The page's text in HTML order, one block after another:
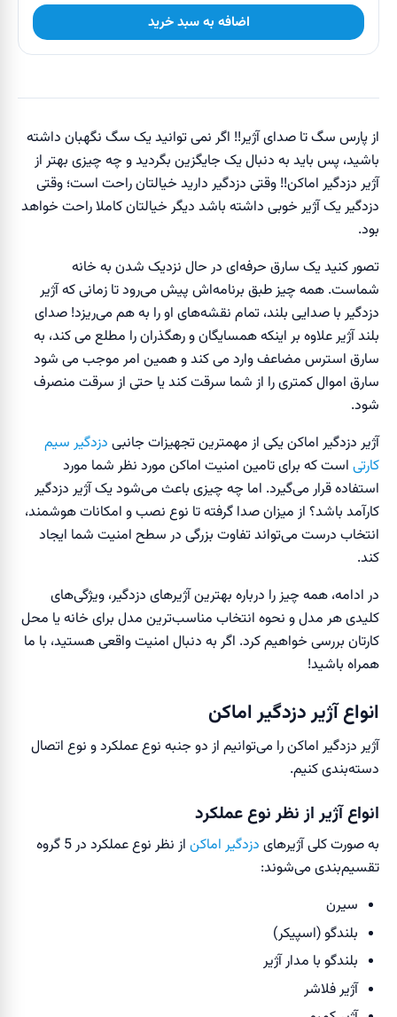
اضافه به سبد خرید
از پارس سگ تا صدای آژیر!! اگر نمی توانید یک سگ نگهبان داشته
باشید، پس باید به دنبال یک جایگزین بگردید و چه چیزی بهتر از
آژیر دزدگیر اماکن!! وقتی دزدگیر دارید خیالتان راحت است؛ وقتی
دزدگیر یک آژیر خوبی داشته باشد دیگر خیالتان کاملا راحت خواهد
بود.
تصور کنید یک سارق حرفه‌ای در حال نزدیک شدن به خانه
شماست. همه چیز طبق برنامه‌اش پیش می‌رود تا زمانی که آژیر
دزدگیر با صدایی بلند، تمام نقشه‌های او را به هم می‌ریزد! صدای
بلند آژیر علاوه بر اینکه همسایگان و رهگذران را مطلع می کند، به
سارق استرس مضاعف وارد می کند و همین امر موجب می شود
سارق اموال کمتری را از شما سرقت کند یا حتی از سرقت منصرف
شود.
آژیر دزدگیر اماکن یکی از مهمترین تجهیزات جانبی دزدگیر سیم
کارتی است که برای تامین امنیت اماکن مورد نظر شما مورد
استفاده قرار می‌گیرد. اما چه چیزی باعث می‌شود یک آژیر دزدگیر
کارآمد باشد؟ از میزان صدا گرفته تا نوع نصب و امکانات هوشمند،
انتخاب درست می‌تواند تفاوت بزرگی در سطح امنیت شما ایجاد
کند.
در ادامه، همه چیز را درباره بهترین آژیرهای دزدگیر، ویژگی‌های
کلیدی هر مدل و نحوه انتخاب مناسب‌ترین مدل برای خانه یا محل
کارتان بررسی خواهیم کرد. اگر به دنبال امنیت واقعی هستید، با ما
همراه باشید!
انواع آژیر دزدگیر اماکن
آژیر دزدگیر اماکن را می‌توانیم از دو جنبه نوع عملکرد و نوع اتصال
دسته‌بندی کنیم.
انواع آژیر از نظر نوع عملکرد
به صورت کلی آژیرهای دزدگیر اماکن
از نظر نوع عملکرد در 5 گروه
تقسیم‌بندی می‌شوند:
سیرن
بلندگو (اسپیکر)
بلندگو با مدار آژیر
آژیر فلاشر